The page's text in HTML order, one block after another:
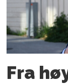
Fra